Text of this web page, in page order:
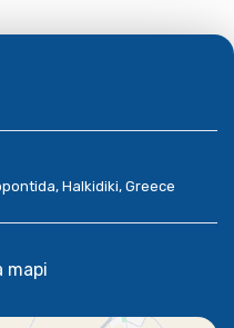
Halkidiki, Greece
mapi